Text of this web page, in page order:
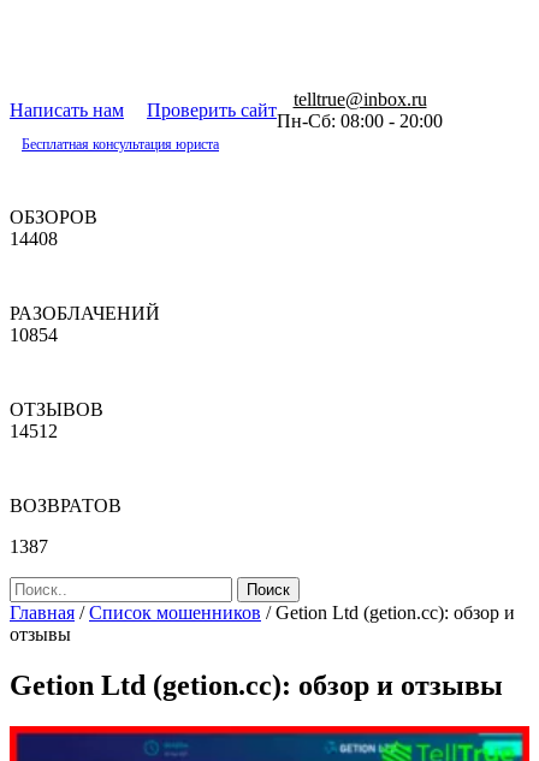
Написать нам Проверить сайт
telltrue@inbox.ru
Пн-Сб: 08:00 - 20:00
Бесплатная консультация юриста
ОБЗОРОВ
14408
РАЗОБЛАЧЕНИЙ
10854
ОТЗЫВОВ
14512
ВОЗВРАТОВ
1387
Главная /Список мошенников /Getion Ltd (getion.cc): обзор и
отзывы
Getion Ltd (getion.cc): обзор и отзывы